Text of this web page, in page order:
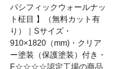
パシフィックウォールナッ
ト柾目 】（無料カット有
り）｜Sサイズ・
910×1820（mm)・クリア
ー塗装（保護塗装）付き・
F☆☆☆☆認定工場の商品